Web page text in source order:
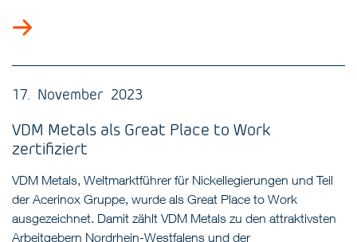
17. November 2023
VDM Metals als Great Place to Work
zertifiziert
VDM Metals, Weltmarktführer für Nickellegierungen und Teil
der Acerinox Gruppe, wurde als Great Place to Work
ausgezeichnet. Damit zählt VDM Metals zu den attraktivsten
Arbeitgebern Nordrhein-Westfalens und der